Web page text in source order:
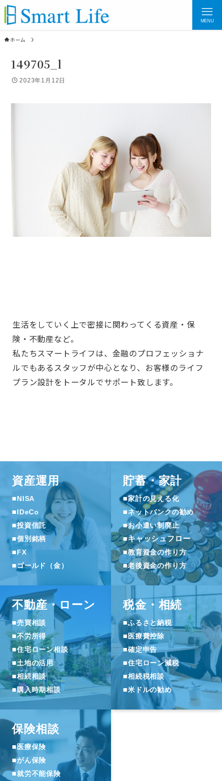
MENU
ホーム
149705_l
2023年1月12日
生活をしていく上で密接に関わってくる資産・保
険・不動産など。
私たちスマートライフは、金融のプロフェッショナ
ルでもあるスタッフが中心となり、お客様のライフ
プラン設計をトータルでサポート致します。
資産運用
■ NISA
■ IDeCo
■投資信託
■個別銘柄
■FX
■ゴールド（金）
貯蓄・家計
■家計の見える化
■ネットバンクの勧め
■お小遣い制廃止
■キャッシュフロー
■教育資金の作り方
■老後資金の作り方
不動産・ローン
■売買相談
■不労所得
■住宅ローン相談
■土地の活用
■相続相談
■購入時期相談
税金・相続
■ふるさと納税
■ 医療費控除
■確定申告
■住宅ローン減税
■相続税相談
■米ドルの勧め
保険相談
■医療保険
■がん保険
■就労不能保険